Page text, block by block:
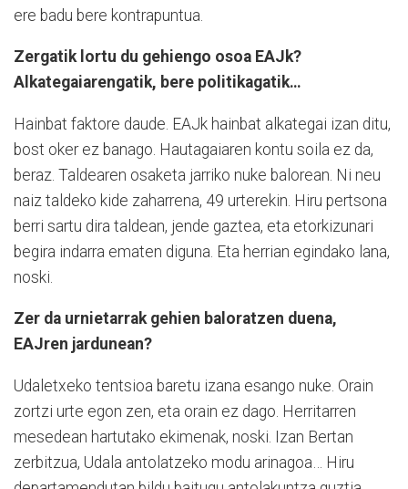
ere badu bere kontrapuntua.
Zergatik lortu du gehiengo osoa EAJk?
Alkategaiarengatik, bere politikagatik…
Hainbat faktore daude. EAJk hainbat alkategai izan ditu,
bost oker ez banago. Hautagaiaren kontu soila ez da,
beraz. Taldearen osaketa jarriko nuke balorean. Ni neu
naiz taldeko kide zaharrena, 49 urterekin. Hiru pertsona
berri sartu dira taldean, jende gaztea, eta etorkizunari
begira indarra ematen diguna. Eta herrian egindako lana,
noski.
Zer da urnietarrak gehien baloratzen duena,
EAJren jardunean?
Udaletxeko tentsioa baretu izana esango nuke. Orain
zortzi urte egon zen, eta orain ez dago. Herritarren
mesedean hartutako ekimenak, noski. Izan Bertan
zerbitzua, Udala antolatzeko modu arinagoa… Hiru